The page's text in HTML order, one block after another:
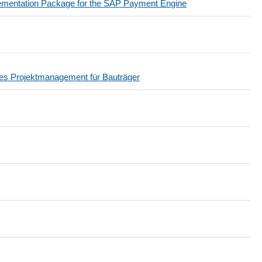
Package for the SAP Payment Engine
Projektmanagement für Bauträger